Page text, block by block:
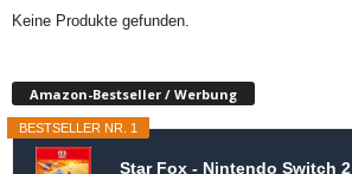
Keine Produkte gefunden.
Amazon-Bestseller / Werbung
BESTSELLER NR. 1
Star Fox - Nintendo Switch 2